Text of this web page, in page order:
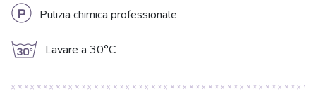
L Pulizia chimica professionale
g Lavare a 30°C